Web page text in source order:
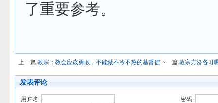
了重要参考。
上一篇:教宗：教会应该勇敢，不能做不冷不热的基督徒下一篇:教宗方济各叮
发表评论
用户名:
密码: